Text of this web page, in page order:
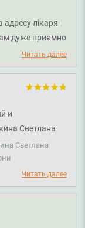
лікаря-
дуже приємно
призначеним
Читать далее
и
Светлана
Очень
и я получила
при
Светлана
Читать далее